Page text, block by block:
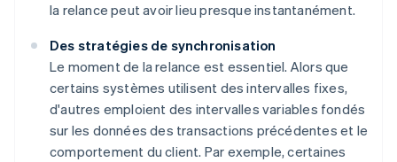
la relance peut avoir lieu presque instantanément.
Des stratégies de synchronisation
Le moment de la relance est essentiel. Alors que
certains systèmes utilisent des intervalles fixes,
d'autres emploient des intervalles variables fondés
sur les données des transactions précédentes et le
comportement du client. Par exemple, certaines